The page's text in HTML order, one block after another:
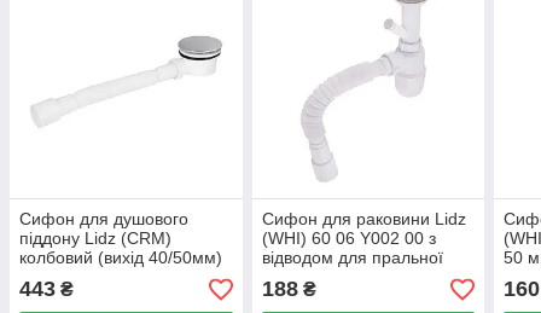
Сифон для душового
піддону Lidz (CRM)
колбовий (вихід 40/50мм)
443 ₴
Сифон для раковини Lidz
(WHI) 60 06 Y002 00 з
відводом для пральної
машини (вихід 50 мм)
188₴
50
160